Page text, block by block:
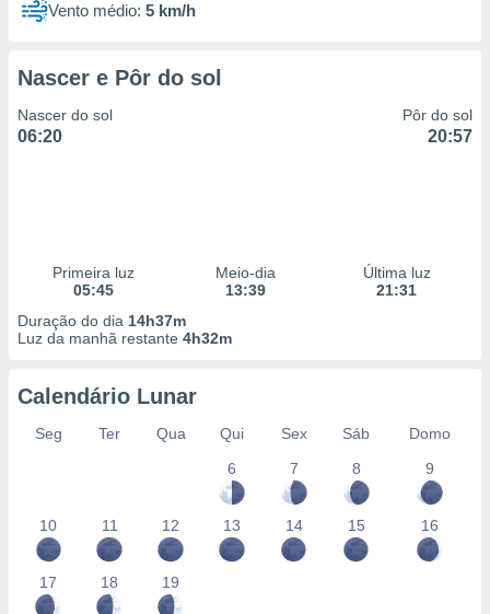
Vento médio: 5 km/h
Nascer e Pôr do sol
Nascer do sol
06:20
Pôr do sol
20:57
Primeira luz
05:45
Meio-dia
13:39
Última luz
21:31
Duração do dia 14h37m
Luz da manhã restante 4h32m
Calendário Lunar
Seg Ter Qua Qui Sex Sáb
Domo
6
7 8 9
10 11 12 13 14 15 16
17 18 19